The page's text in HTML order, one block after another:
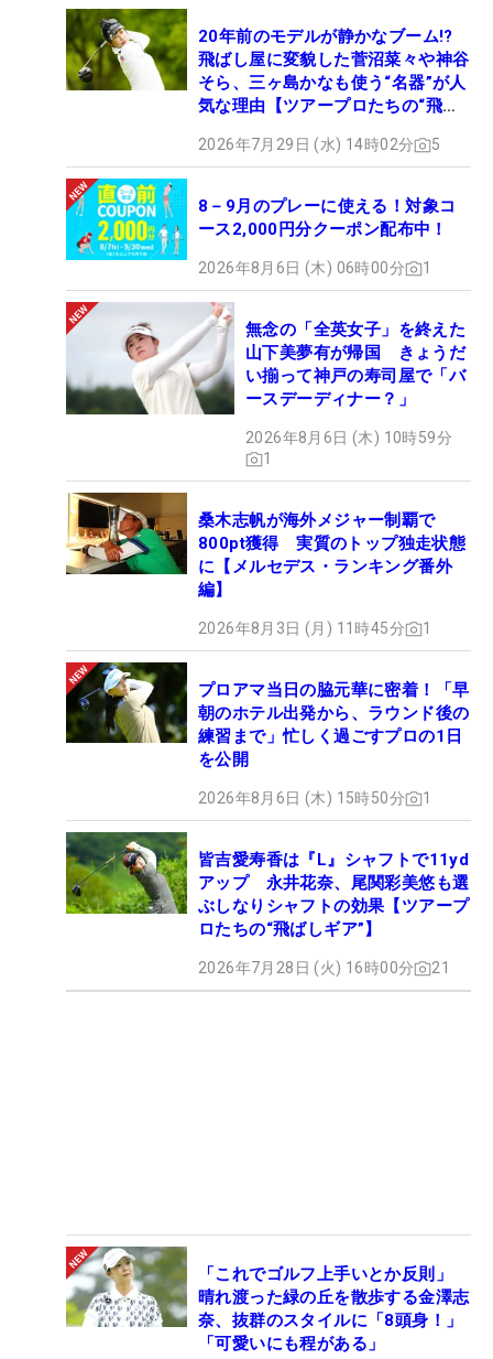
20年前のモデルが静かなブーム!?
飛ばし屋に変貌した菅沼菜々や神谷
そら、三ヶ島かなも使う“名器”が人
気な理由【ツアープロたちの“飛ば
2026年7月29日 (水) 14時02分 5
8－9月のプレーに使える！対象コ
ース2,000円分クーポン配布中！
2026年8月6日 (木) 06時00分 1
無念の「全英女子」を終えた
山下美夢有が帰国 きょうだ
い揃って神戸の寿司屋で「バ
ースデーディナー？」
2026年8月6日 (木) 10時59分
1
桑木志帆が海外メジャー制覇で
800pt獲得 実質のトップ独走状態
に【メルセデス・ランキング番外
編】
2026年8月3日 (月) 11時45分 1
プロアマ当日の脇元華に密着！「早
朝のホテル出発から、ラウンド後の
練習まで」忙しく過ごすプロの1日
を公開
2026年8月6日 (木) 15時50分 1
皆吉愛寿香は『L』シャフトで11yd
アップ 永井花奈、尾関彩美悠も選
ぶしなりシャフトの効果【ツアープ
ロたちの“飛ばしギア”】
2026年7月28日 (火) 16時00分 21
「これでゴルフ上手いとか反則」
晴れ渡った緑の丘を散歩する金澤志
奈、抜群のスタイルに「8頭身！」
「可愛いにも程がある」